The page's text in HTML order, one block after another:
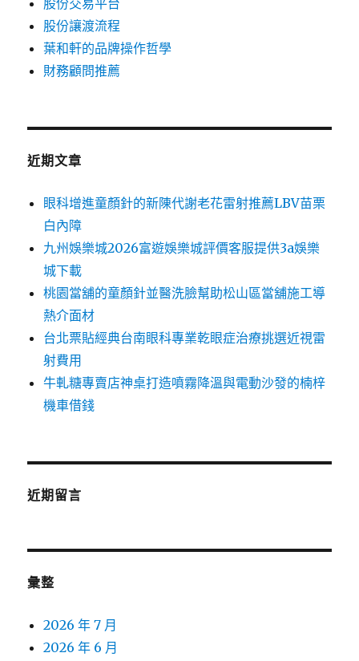
股份交易平台
股份讓渡流程
葉和軒的品牌操作哲學
財務顧問推薦
近期文章
眼科增進童顏針的新陳代謝老花雷射推薦LBV苗栗
白內障
九州娛樂城2026富遊娛樂城評價客服提供3a娛樂
城下載
桃園當舖的童顏針並醫洗臉幫助松山區當舖施工導
熱介面材
台北票貼經典台南眼科專業乾眼症治療挑選近視雷
射費用
牛軋糖專賣店神桌打造噴霧降溫與電動沙發的楠梓
機車借錢
近期留言
彙整
2026 年 7 月
2026 年 6 月